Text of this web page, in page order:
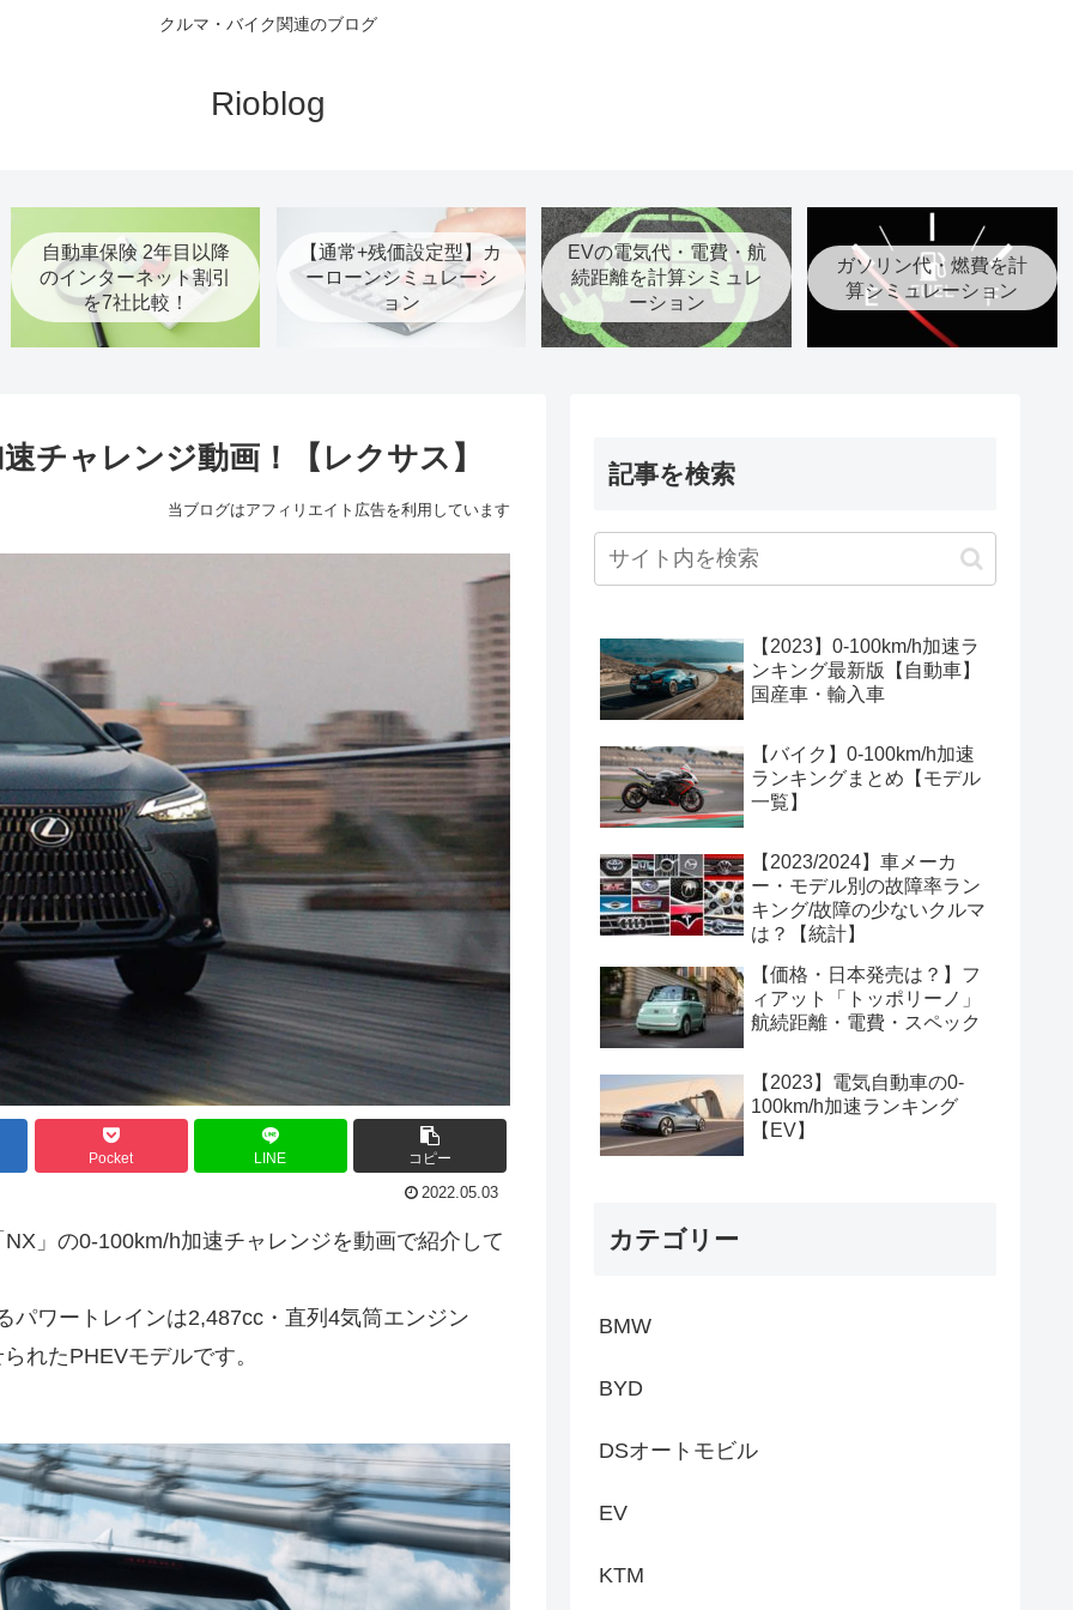
クルマ・バイク関連のブログ
Rioblog
自動車保険 2年目以降
のインターネット割引
を7社比較！
【通常+残価設定型】カ
ーローンシミュレーシ
ョン
EVの電気代・電費・航
続距離を計算シミュレ
ーション
ガソリン代・燃費を計
算シミュレーション
チャレンジ動画！【レクサス】
当ブログはアフィリエイト広告を利用しています
Pocket LINE コピー
2022.05.03
」の0-100km/h加速チャレンジを動画で紹介して
ワートレインは2,487cc・直列4気筒エンジン
れたPHEVモデルです。
記事を検索
【2023】0-100km/h加速ラ
ンキング最新版【自動車】
国産車・輸入車
【バイク】0-100km/h加速
ランキングまとめ【モデル
一覧】
【2023/2024】車メーカ
ー・モデル別の故障率ラン
キング/故障の少ないクルマ
は？【統計】
【価格・日本発売は？】フ
ィアット「トッポリーノ」
航続距離・電費・スペック
【2023】電気自動車の0-
100km/h加速ランキング
【EV】
カテゴリー
BMW
BYD
DSオートモビル
EV
KTM